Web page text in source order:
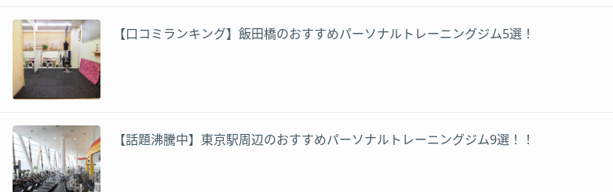
【口コミランキング】飯田橋のおすすめパーソナルトレーニングジム5選！
【話題沸騰中】東京駅周辺のおすすめパーソナルトレーニングジム9選！！